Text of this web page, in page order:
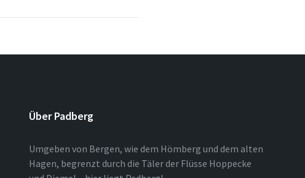
Über Padberg
Umgeben von Bergen, wie dem Hömberg und dem alten
Hagen, begrenzt durch die Täler der Flüsse Hoppecke